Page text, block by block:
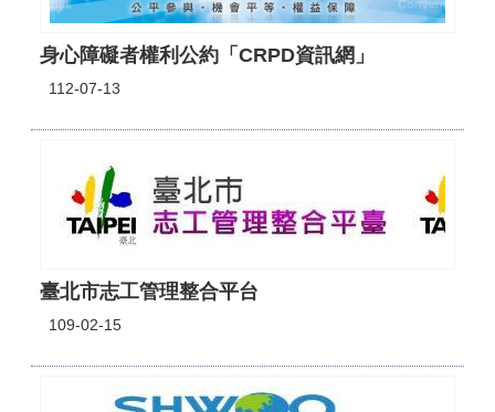
身心障礙者權利公約「CRPD資訊網」
112-07-13
臺北市志工管理整合平台
109-02-15